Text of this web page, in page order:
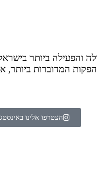
והפעילה ביותר
הצטרפו אלינו